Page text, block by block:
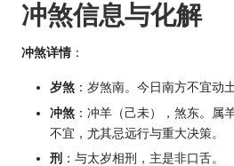
冲煞信息与化解
冲煞详情：
岁煞 ：岁煞南。今日南方不宜动
冲煞 ：冲羊（己未），煞东。属
不宜，尤其忌远行与重大决策。
刑 ：与太岁相刑，主是非口舌。